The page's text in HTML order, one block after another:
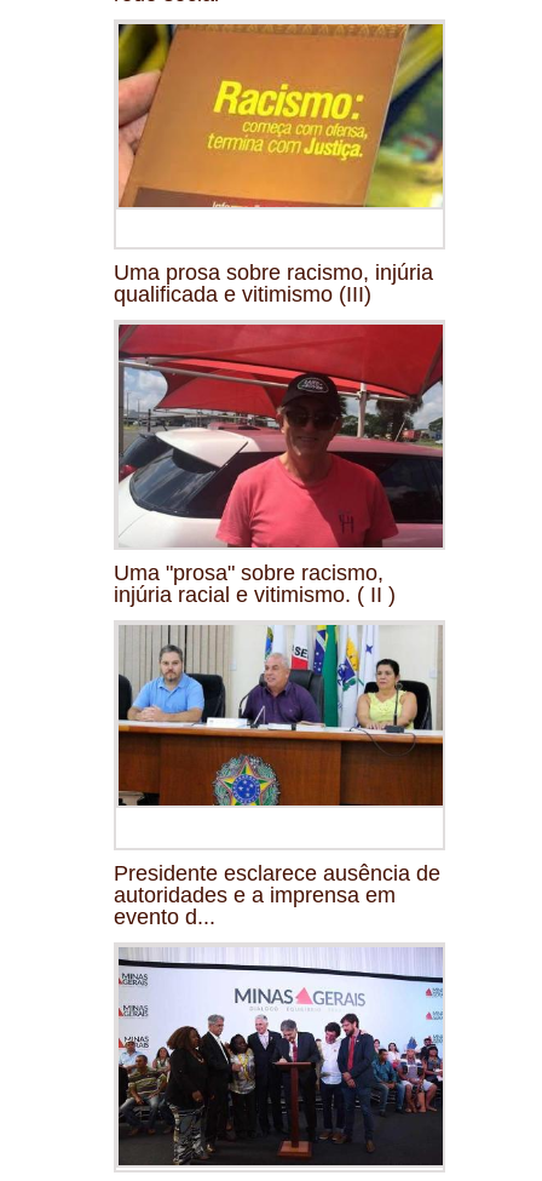
Uma prosa sobre racismo, injúria
qualificada e vitimismo (III)
Uma "prosa" sobre racismo,
injúria racial e vitimismo. ( II )
Presidente esclarece ausência de
autoridades e a imprensa em
evento d...